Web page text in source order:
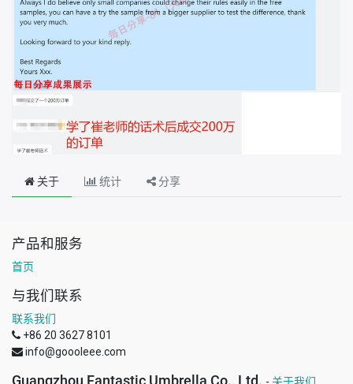
关于 统计 分享
产品和服务
首页
与我们联系
联系我们
+86 20 3627 8101
info@goooleee.com